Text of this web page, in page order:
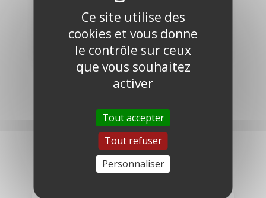
Ce site utilise des
cookies et vous donne
le contrôle sur ceux
que vous souhaitez
activer
Tout accepter
Tout refuser
Personnaliser